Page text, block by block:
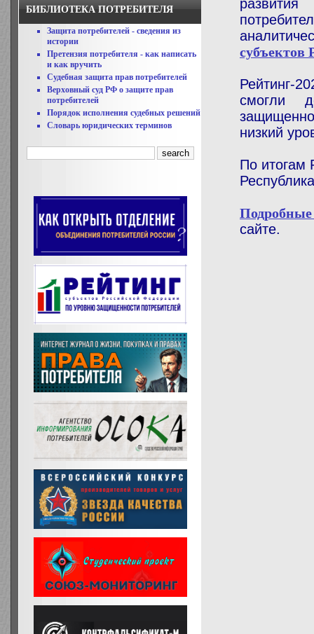
БИБЛИОТЕКА ПОТРЕБИТЕЛЯ
Защита потребителей - сведения из
истории
Претензия потребителя - как написать
и как вручить
Судебная защита прав потребителей
Верховный суд РФ о защите прав
потребителей
Порядок исполнения судебных решений
Словарь юридических терминов
субъектов
Рейтинг-
смогли
низкий
По итогам
Подробные
сайте.